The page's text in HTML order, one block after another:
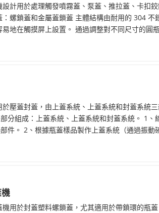
計用於處理觸發噴霧蓋、泵蓋、推拉蓋、卡扣
螺鎖蓋和金屬蓋鎖蓋 主體結構由耐用的 304 不
地在觸摸屏上設置。 通過調整對不同尺寸的圓
壓蓋封蓋，由上蓋系統、上蓋系統和封蓋系統
分組成：上蓋系統、上蓋系統和封蓋系統。 1、
件。 2、根據瓶蓋樣品製作上蓋系統（通過振動
機
用於封蓋塑料螺鎖蓋，尤其適用於帶鎖環的瓶